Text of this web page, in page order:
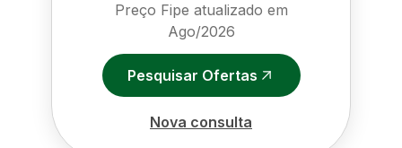
Preço Fipe atualizado em
Ago/2026
Pesquisar Ofertas
Nova consulta